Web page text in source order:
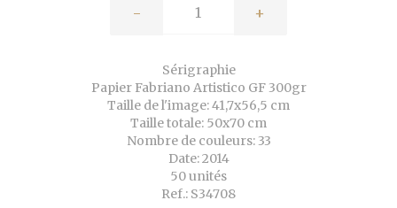
- +
Sérigraphie
Papier Fabriano Artistico GF 300gr
Taille de l'image: 41,7x56,5 cm
Taille totale: 50x70 cm
Nombre de couleurs: 33
Date: 2014
50 unités
Ref.: S34708